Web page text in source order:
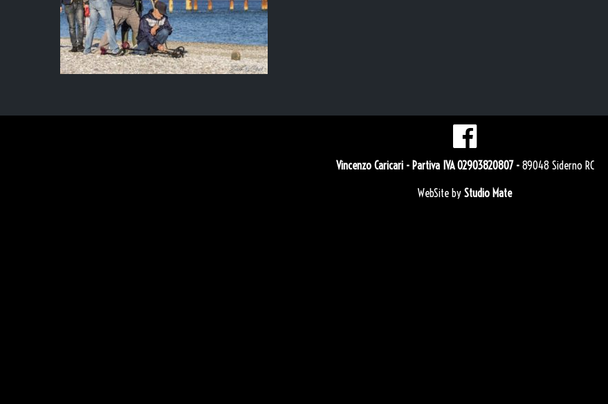
Vincenzo Caricari- Partiva IVA 02903820807 - 89048 Siderno RC
WebSite by Studio Mate